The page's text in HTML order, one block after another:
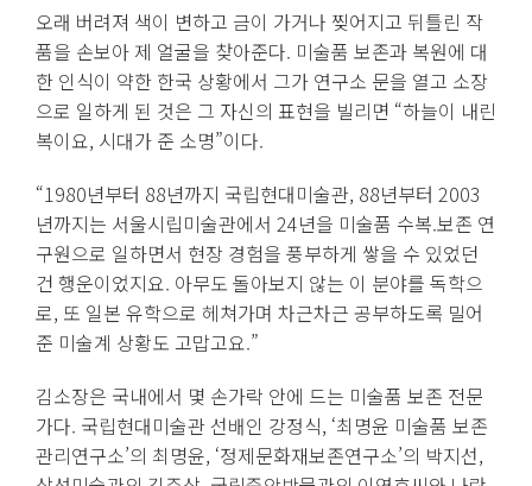
오래 버려져 색이 변하고 금이 가거나 찢어지고 뒤틀린 작
품을 손보아 제 얼굴을 찾아준다. 미술품 보존과 복원에 대
한 인식이 약한 한국 상황에서 그가 연구소 문을 열고 소장
으로 일하게 된 것은 그 자신의 표현을 빌리면 “하늘이 내린
복이요, 시대가 준 소명”이다.
“1980년부터 88년까지 국립현대미술관, 88년부터 2003
년까지는 서울시립미술관에서 24년을 미술품 수복.보존 연
구원으로 일하면서 현장 경험을 풍부하게 쌓을 수 있었던
건 행운이었지요. 아무도 돌아보지 않는 이 분야를 독학으
로, 또 일본 유학으로 헤쳐가며 차근차근 공부하도록 밀어
준 미술계 상황도 고맙고요.”
김소장은 국내에서 몇 손가락 안에 드는 미술품 보존 전문
가다. 국립현대미술관 선배인 강정식, ‘최명윤 미술품 보존
관리연구소’의 최명윤, ‘정제문화재보존연구소’의 박지선,